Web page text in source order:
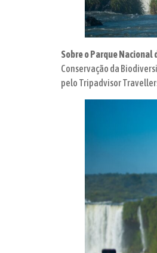
Sobre o Parque Nacional
Conservação da
pelo Tripadvisor